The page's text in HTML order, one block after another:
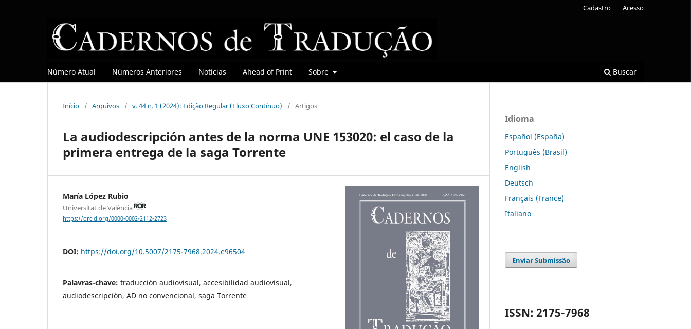
Número Atual Números Anteriores Notícias Ahead of Print Sobre Buscar
Cadastro Acesso
Início / Arquivos / v. 44 n. 1 (2024): Edição Regular (Fluxo Contínuo) / Artigos
La audiodescripción antes de la norma UNE 153020: el caso de la
primera entrega de la saga Torrente
María López Rubio
Universitat de València
https://orcid.org/0000-0002-2112-2723
DOI: https://doi.org/10.5007/2175-7968.2024.e96504
Palavras-chave: traducción audiovisual, accesibilidad audiovisual,
audiodescripción, AD no convencional, saga Torrente
Idioma
Español (España)
Português (Brasil)
English
Deutsch
Français (France)
Italiano
Enviar Submissão
ISSN: 2175-7968